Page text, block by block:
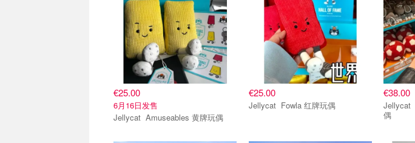
€25.00
6月16日发售
Jellycat Amuseables 黄牌玩偶
€25.00
Jellycat Fowla 红牌玩偶
€38.00
Jellycat Amuseables Walston 玩
偶